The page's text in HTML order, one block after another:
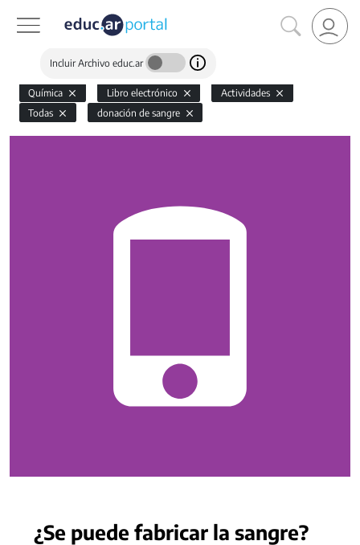
Incluir Archivo educ.ar
Química Libro electrónico
Actividades
Todas
donación de sangre
¿Se puede fabricar la sangre?